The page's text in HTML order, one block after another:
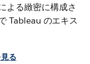
よる緻密に構成さ
Tableau のエキス
る